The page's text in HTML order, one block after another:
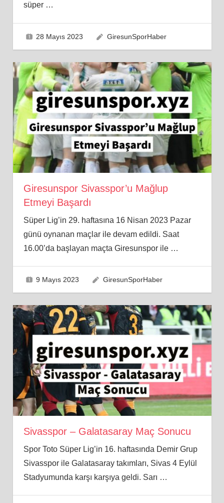
süper …
28 Mayıs 2023 GiresunSporHaber
Giresunspor Sivasspor’u Mağlup
Etmeyi Başardı
Süper Lig’in 29. haftasına 16 Nisan 2023 Pazar
günü oynanan maçlar ile devam edildi. Saat
16.00’da başlayan maçta Giresunspor ile …
9 Mayıs 2023 GiresunSporHaber
Sivasspor – Galatasaray Maç Sonucu
Spor Toto Süper Lig’in 16. haftasında Demir Grup
Sivasspor ile Galatasaray takımları, Sivas 4 Eylül
Stadyumunda karşı karşıya geldi. Sarı …